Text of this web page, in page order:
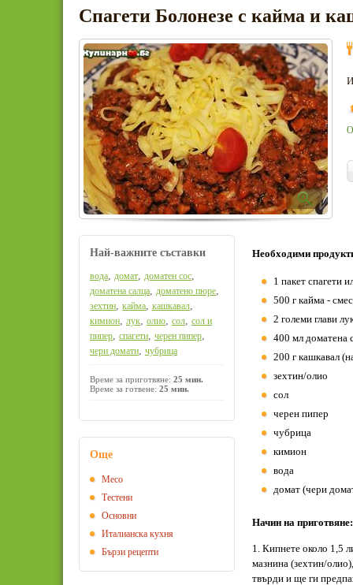
Спагети Болонезе с кайма и
Необходими
1 пакет спагети
500 г кайма - смес
2 големи глави
400 мл доматена
200 г кашкавал
зехтин/олио
сол
черен пипер
чубрица
кимион
вода
домат (чери
Начин на приготвяне:
1. Кипнете около 1,5
мазнина (зехтин/
твърди и ще ги
Най-важните съставки
вода, домат, доматен сос,
доматена салца, доматено пюре,
зехтин, кайма, кашкавал,
кимион, лук, олио, сол, сол и
пипер, спагети, черен пипер,
чери домати, чубрица
Време за приготвяне: 25 мин.
Време за готвене: 25 мин.
Още
Месо
Тестени
Основни
Италианска кухня
Бързи рецепти